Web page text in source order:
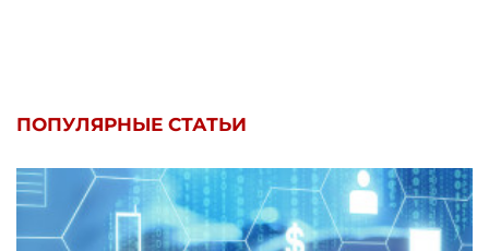
ПОПУЛЯРНЫЕ СТАТЬИ